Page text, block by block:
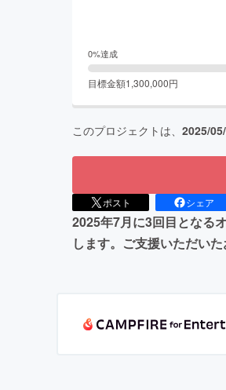
0%達成
目標金額1,300,000円
このプロジェクトは、 2025/
ポスト シェア
2025年7月に3回目となる
します。ご支援いただい